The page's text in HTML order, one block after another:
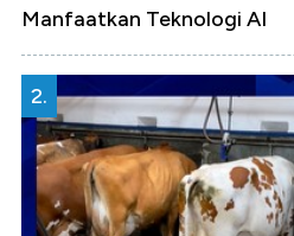
Manfaatkan Teknologi AI
2.